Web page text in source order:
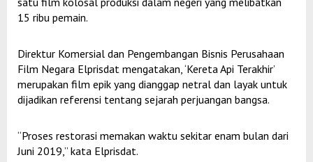
15 ribu pemain.
Direktur Komersial dan Pengembangan Bisnis Perusahaan
Film Negara Elprisdat mengatakan, ‘Kereta Api Terakhir’
merupakan film epik yang dianggap netral dan layak untuk
dijadikan referensi tentang sejarah perjuangan bangsa.
“Proses restorasi memakan waktu sekitar enam bulan dari
Juni 2019,” kata Elprisdat.